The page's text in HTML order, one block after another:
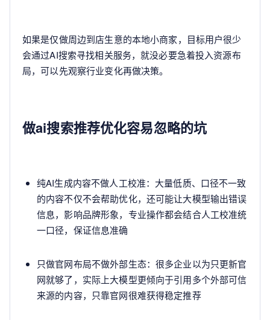
如果是仅做周边到店生意的本地小商家，目标用户很少
会通过AI搜索寻找相关服务，就没必要急着投入资源布
局，可以先观察行业变化再做决策。
做ai搜索推荐优化容易忽略的坑
纯AI生成内容不做人工校准：大量低质、口径不一致
的内容不仅不会帮助优化，还可能让大模型输出错误
信息，影响品牌形象，专业操作都会结合人工校准统
一口径，保证信息准确
只做官网布局不做外部生态：很多企业以为只更新官
网就够了，实际上大模型更倾向于引用多个外部可信
来源的内容，只靠官网很难获得稳定推荐